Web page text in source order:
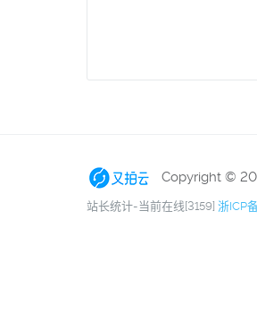
Copyright ©
站长统计-当前在线[3159] 浙ICP